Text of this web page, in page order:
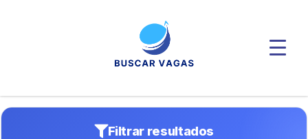
Filtrar resultados